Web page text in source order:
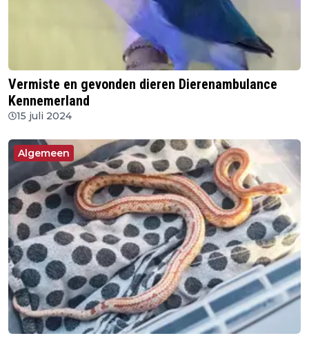
Vermiste en gevonden dieren Dierenambulance
Kennemerland
15 juli 2024
Algemeen